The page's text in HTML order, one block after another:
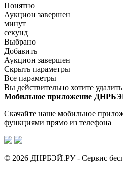
Понятно
Аукцион завершен
минут
секунд
Выбрано
Добавить
Аукцион завершен
Скрыть параметры
Все параметры
Вы действительно хотите
Мобильное приложение
Скачайте наше мобильное
функциями прямо из телефона
© 2026 ДНРБЭЙ.РУ - Сервис